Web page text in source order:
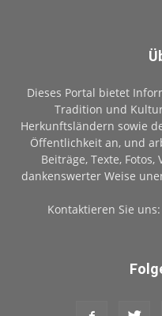
Dieses Portal bietet
Tradition und
Herkunftsländern sowie
Öffentlichkeit an, und
Beiträge, Texte,
dankenswerter Weise
Kontaktieren Sie uns: